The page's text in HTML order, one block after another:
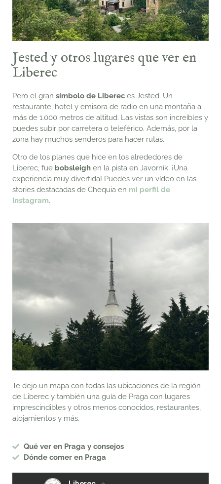
Jested y otros lugares que ver en
Liberec
Pero el gran símbolo de Liberec es Jested. Un
restaurante, hotel y emisora de radio en una montaña a
más de 1.000 metros de altitud. Las vistas son increíbles y
puedes subir por carretera o teleférico. Además, por la
zona hay muchos senderos para hacer rutas.
Otro de los planes que hice en los alrededores de
Liberec, fue bobsleigh en la pista en Javorník. ¡Una
experiencia muy divertida! Puedes ver un vídeo en las
stories destacadas de Chequia en mi perfil de
Instagram.
Te dejo un mapa con todas las ubicaciones de la región
de Liberec y también una guía de Praga con lugares
imprescindibles y otros menos conocidos, restaurantes,
alojamientos y más.
Qué ver en Praga y consejos
Dónde comer en Praga